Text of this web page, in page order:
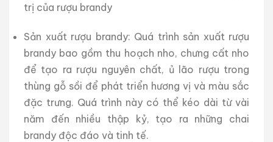
trị của rượu brandy
Sản xuất rượu brandy: Quá trình sản xuất rượu
brandy bao gồm thu hoạch nho, chưng cất nho
để tạo ra rượu nguyên chất, ủ lão rượu trong
thùng gỗ sồi để phát triển hương vị và màu sắc
đặc trưng. Quá trình này có thể kéo dài từ vài
năm đến nhiều thập kỷ, tạo ra những chai
brandy độc đáo và tinh tế.